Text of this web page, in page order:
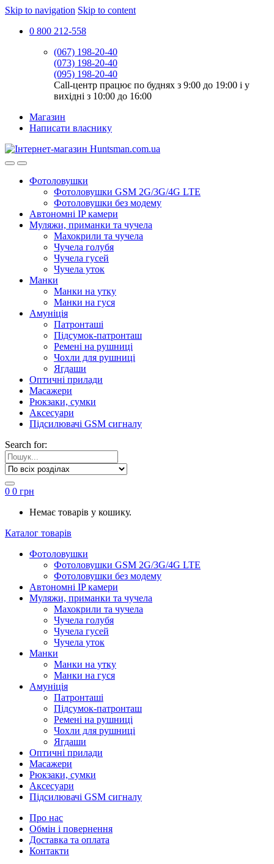
Skip to navigation Skip to content
0 800 212-558
(067) 198-20-40
(073) 198-20-40
(095) 198-20-40
Call-центр працює по буднях з 9:00 до 19:00 і у
вихідні з 10:00 до 16:00
Магазин
Написати власнику
Фотоловушки
Фотоловушки GSM 2G/3G/4G LTE
Фотоловушки без модему
Автономні IP камери
Муляжи, приманки та чучела
Махокрили та чучела
Чучела голубя
Чучела гусей
Чучела уток
Манки
Манки на утку
Манки на гуся
Амуніція
Патронташі
Підсумок-патронташ
Ремені на рушниці
Чохли для рушниці
Ягдаши
Оптичні прилади
Масажери
Рюкзаки, сумки
Аксесуари
Підсилювачі GSM сигналу
Search for:
0 0 грн
Немає товарів у кошику.
Каталог товарів
Фотоловушки
Фотоловушки GSM 2G/3G/4G LTE
Фотоловушки без модему
Автономні IP камери
Муляжи, приманки та чучела
Махокрили та чучела
Чучела голубя
Чучела гусей
Чучела уток
Манки
Манки на утку
Манки на гуся
Амуніція
Патронташі
Підсумок-патронташ
Ремені на рушниці
Чохли для рушниці
Ягдаши
Оптичні прилади
Масажери
Рюкзаки, сумки
Аксесуари
Підсилювачі GSM сигналу
Про нас
Обмін і повернення
Доставка та оплата
Контакти